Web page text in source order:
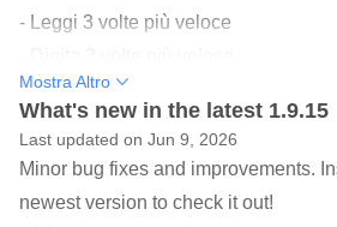
- Leggi 3 volte più veloce
- Prendi appunti intelligenti
Readlax fornisce giochi e
online. L'applicazione include:
- Allenamento della memoria
Mostra Altro
What's new in the latest 1.9.15
Last updated on Jun 9, 2026
Minor bug fixes and improvements.
newest version to check it out!